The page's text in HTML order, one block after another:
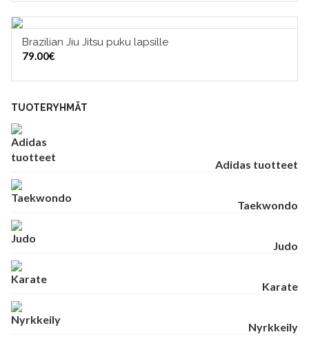
VALITSE VAIHTOEHDOISTA
Brazilian Jiu Jitsu puku lapsille
79.00€
TUOTERYHMÄT
Adidas tuotteet
Taekwondo
Judo
Karate
Nyrkkeily